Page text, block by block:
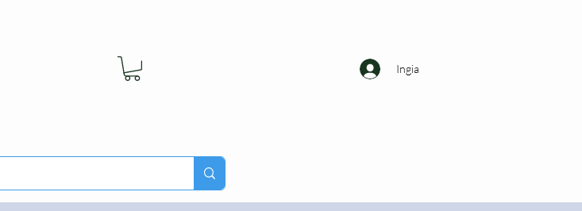
Ingia